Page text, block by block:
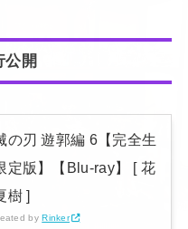
公開
の刃 遊郭編 6【完全生
定版】【Blu-ray】 [ 花
樹 ]
byRinker